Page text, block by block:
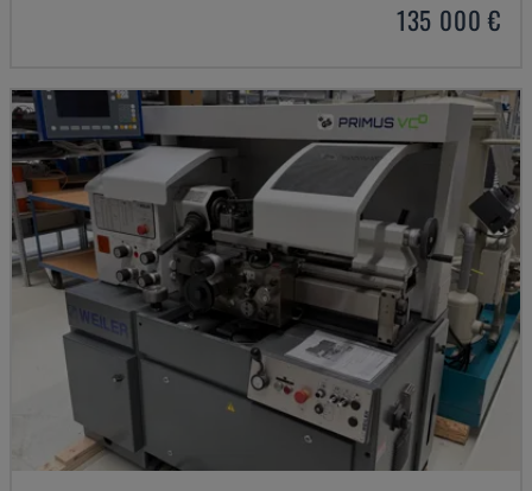
135 000 €